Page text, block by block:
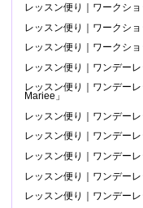
レッスン便り｜ワークシ
レッスン便り｜ワークシ
レッスン便り｜ワークシ
レッスン便り｜ワンデー
レッスン便り｜ワンデー
Mariee」
レッスン便り｜ワンデー
レッスン便り｜ワンデー
レッスン便り｜ワンデーレ
レッスン便り｜ワンデー
レッスン便り｜ワンデー